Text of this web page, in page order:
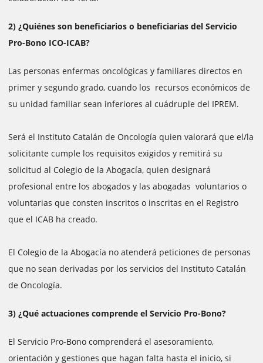
2) ¿Quiénes son beneficiarios o beneficiarias del Servicio
Pro-Bono ICO-ICAB?
Las personas enfermas oncológicas y familiares directos en
primer y segundo grado, cuando los recursos económicos de
su unidad familiar sean inferiores al cuádruple del IPREM.
Será el Instituto Catalán de Oncología quien valorará que el/la
solicitante cumple los requisitos exigidos y remitirá su
solicitud al Colegio de la Abogacía, quien designará
profesional entre los abogados y las abogadas voluntarios o
voluntarias que consten inscritos o inscritas en el Registro
que el ICAB ha creado.
El Colegio de la Abogacía no atenderá peticiones de personas
que no sean derivadas por los servicios del Instituto Catalán
de Oncología.
3) ¿Qué actuaciones comprende el Servicio Pro-Bono?
El Servicio Pro-Bono comprenderá el asesoramiento,
orientación y gestiones que hagan falta hasta el inicio, si